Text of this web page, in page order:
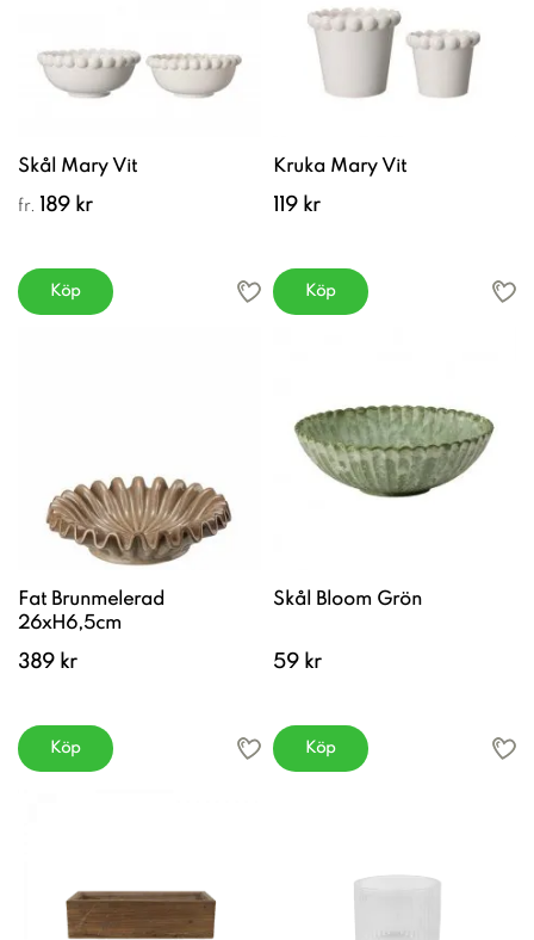
Skål Mary Vit
fr. 189 kr
Köp
Kruka Mary Vit
119 kr
Köp
Fat Brunmelerad
26xH6,5cm
389 kr
Köp
Skål Bloom Grön
59 kr
Köp